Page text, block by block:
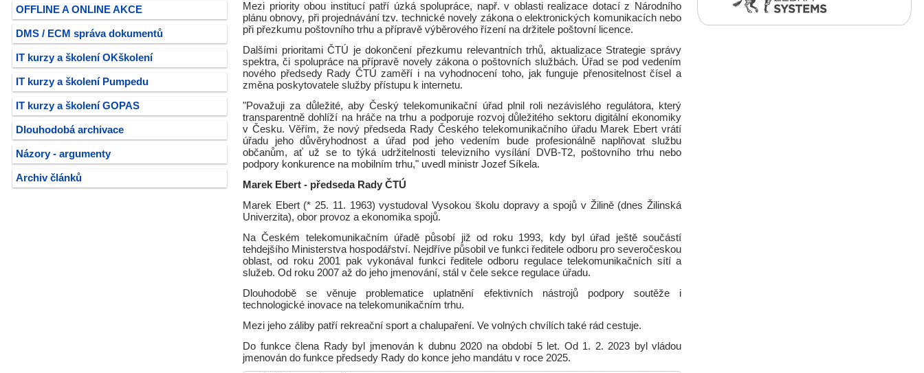
OFFLINE A ONLINE AKCE
DMS / ECM správa dokumentů
IT kurzy a školení OKškolení
IT kurzy a školení Pumpedu
IT kurzy a školení GOPAS
Dlouhodobá archivace
Názory - argumenty
Archiv článků
Mezi priority obou institucí patří úzká spolupráce, např. v oblasti realizace dotací z Národního
plánu obnovy, při projednávání tzv. technické novely zákona o elektronických komunikacích nebo
při přezkumu poštovního trhu a přípravě výběrového řízení na držitele poštovní licence.
Dalšími prioritami ČTÚ je dokončení přezkumu relevantních trhů, aktualizace Strategie správy
spektra, či spolupráce na přípravě novely zákona o poštovních službách. Úřad se pod vedením
nového předsedy Rady ČTÚ zaměří i na vyhodnocení toho, jak funguje přenositelnost čísel a
změna poskytovatele služby přístupu k internetu.
"Považuji za důležité, aby Český telekomunikační úřad plnil roli nezávislého regulátora, který
transparentně dohlíží na hráče na trhu a podporuje rozvoj důležitého sektoru digitální ekonomiky
v Česku. Věřím, že nový předseda Rady Českého telekomunikačního úřadu Marek Ebert vrátí
úřadu jeho důvěryhodnost a úřad pod jeho vedením bude profesionálně naplňovat službu
občanům, ať už se to týká udržitelnosti televizního vysílání DVB-T2, poštovního trhu nebo
podpory konkurence na mobilním trhu," uvedl ministr Jozef Síkela.
Marek Ebert - předseda Rady ČTÚ
Marek Ebert (* 25. 11. 1963) vystudoval Vysokou školu dopravy a spojů v Žilině (dnes Žilinská
Univerzita), obor provoz a ekonomika spojů.
Na Českém telekomunikačním úřadě působí již od roku 1993, kdy byl úřad ještě součástí
tehdejšího Ministerstva hospodářství. Nejdříve působil ve funkci ředitele odboru pro severočeskou
oblast, od roku 2001 pak vykonával funkci ředitele odboru regulace telekomunikačních sítí a
služeb. Od roku 2007 až do jeho jmenování, stál v čele sekce regulace úřadu.
Dlouhodobě se věnuje problematice uplatnění efektivních nástrojů podpory soutěže i
technologické inovace na telekomunikačním trhu.
Mezi jeho záliby patří rekreační sport a chalupaření. Ve volných chvílích také rád cestuje.
Do funkce člena Rady byl jmenován k dubnu 2020 na období 5 let. Od 1. 2. 2023 byl vládou
jmenován do funkce předsedy Rady do konce jeho mandátu v roce 2025.